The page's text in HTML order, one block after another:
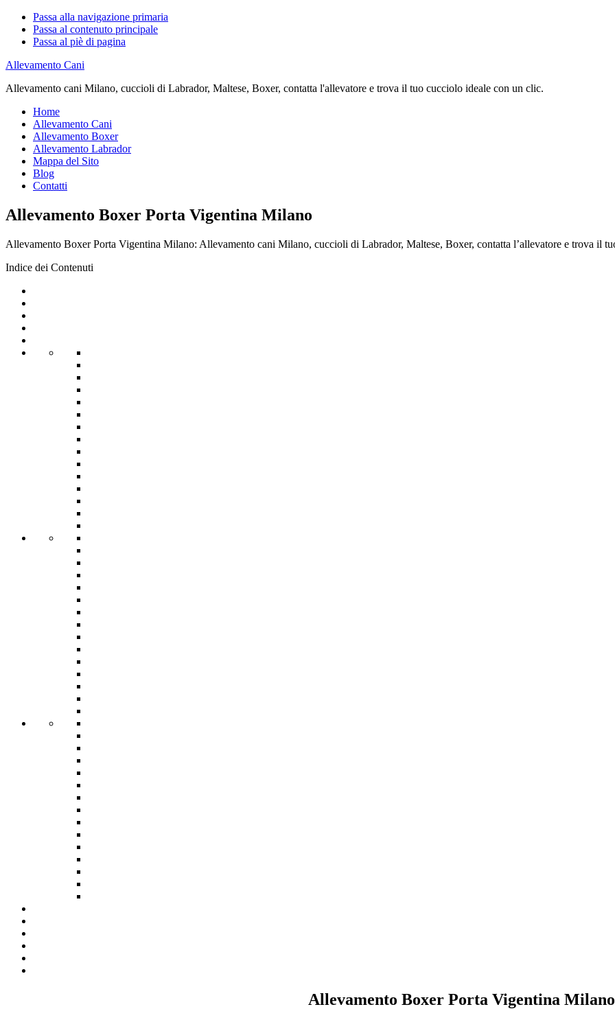
Passa alla navigazione primaria
Passa al contenuto principale
Passa al piè di pagina
Allevamento Cani
Allevamento cani Milano, cuccioli di Labrador, Maltese, Boxer, contatta l'allevatore e trova il tuo cucciolo ideale con un clic.
Home
Allevamento Cani
Allevamento Boxer
Allevamento Labrador
Mappa del Sito
Blog
Contatti
Allevamento Boxer Porta Vigentina Milano
Allevamento Boxer Porta Vigentina Milano: Allevamento cani Milano, cuccioli di Labrador, Maltese, Boxer, contatta l’allevatore e trova il
Indice dei Contenuti
Allevamento Boxer Porta Vigentina Milano